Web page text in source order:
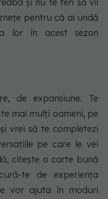
şi nu te feri să vii
pentru că ai undă
lor în acest sezon
de expansiune. Te
mai mulţi oameni, pe
vrei să te completezi
pe care le vei
citeşte o carte bună
te de experienţa
vor ajuta în moduri